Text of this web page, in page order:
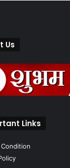
Us
Links